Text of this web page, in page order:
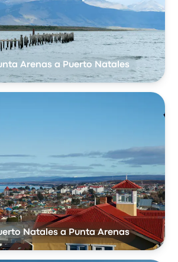
Arenas a Puerto Natales
Natales a Punta Arenas